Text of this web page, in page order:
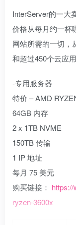
InterServer的一大
价格从每月约一杯
网站所需的一切，
和超过450个云应
-专用服务器
特价 – AMD
64GB 内存
2 x 1TB NVME
150TB 传输
1 IP 地址
每月 75 美元
购买链接：
ryzen-3600x